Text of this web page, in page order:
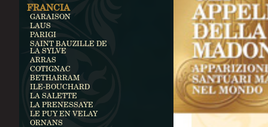
FRANCIA
GARAISON
LAUS
PARIGI
SAINT BAUZILLE DE
LA SYLVE
ARRAS
COTIGNAC
BETHARRAM
ILE-BOUCHARD
LA SALETTE
LA PRENESSAYE
LE PUY EN VELAY
ORNANS